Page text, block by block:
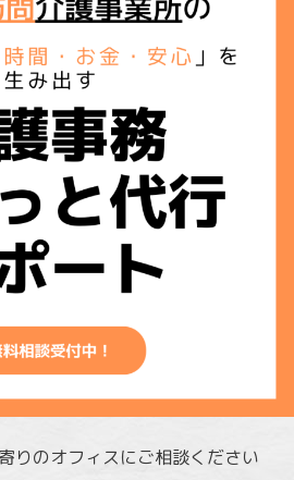
りのオフィスにご相談ください